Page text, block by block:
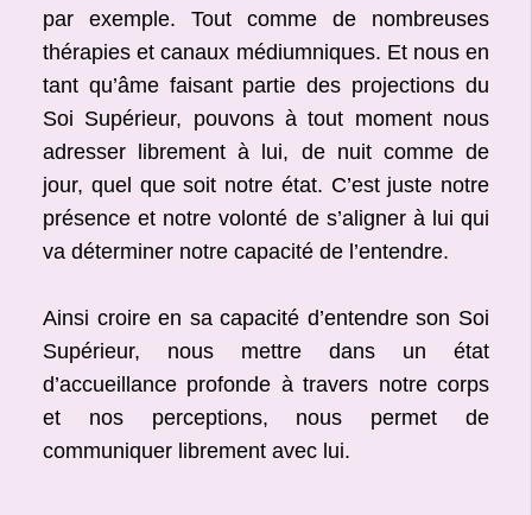
par exemple. Tout comme de nombreuses
thérapies et canaux médiumniques. Et nous en
tant qu’âme faisant partie des projections du
Soi Supérieur, pouvons à tout moment nous
adresser librement à lui, de nuit comme de
jour, quel que soit notre état. C’est juste notre
présence et notre volonté de s’aligner à lui qui
va déterminer notre capacité de l’entendre.
Ainsi croire en sa capacité d’entendre son Soi
Supérieur, nous mettre dans un état
d’accueillance profonde à travers notre corps
et nos perceptions, nous permet de
communiquer librement avec lui.